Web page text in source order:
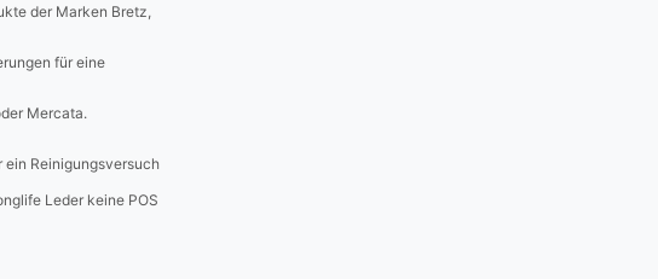
der Marken Bretz,
für eine
Mercata.
ein Reinigungsversuch
Leder keine POS